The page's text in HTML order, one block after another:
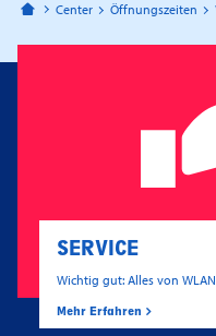
Bahnhofspassagen Potsdam
Center Öffnungszeiten
SERVICE
Wichtig gut: Alles von
Mehr Erfahren